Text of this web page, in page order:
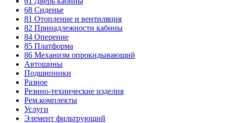
68 Сиденье
81 Отопление и вентиляция
82 Принадлежности кабины
84 Оперение
85 Платформа
86 Механизм опрокидывающий
Автошины
Подшипники
Разное
Резино-технические изделия
Рем.комплекты
Услуги
Элемент фильтрующий